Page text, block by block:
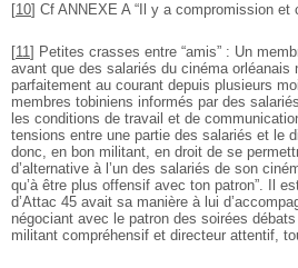
[10] Cf ANNEXE A “Il y a compromission et
[11] Petites crasses entre “amis” : Un
avant que des salariés du cinéma orléanais
parfaitement au courant depuis plusieurs
membres tobiniens informés par des
les conditions de travail et de
tensions entre une partie des salariés et le
donc, en bon militant, en droit de se
d’alternative à l’un des salariés de son
qu’à être plus offensif avec ton patron”. Il
d’Attac 45 avait sa manière à lui
négociant avec le patron des soirées
militant compréhensif et directeur attentif,